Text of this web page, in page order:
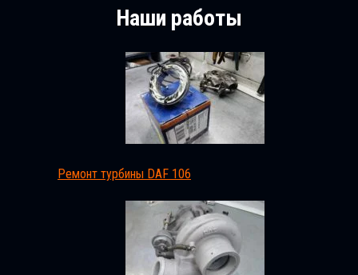
Наши работы
Ремонт турбины DAF 106